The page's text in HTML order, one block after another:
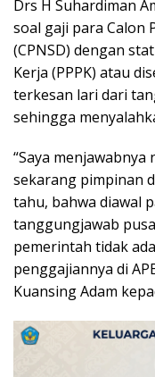
Drs H Suhardiman
soal gaji para Calon
(CPNSD) dengan
Kerja (PPPK) atau
terkesan lari dari
sehingga
“Saya
sekarang pimpinan
tahu, bahwa diawal
tanggungjawab
pemerintah tidak
penggajiannya di
Kuansing Adam